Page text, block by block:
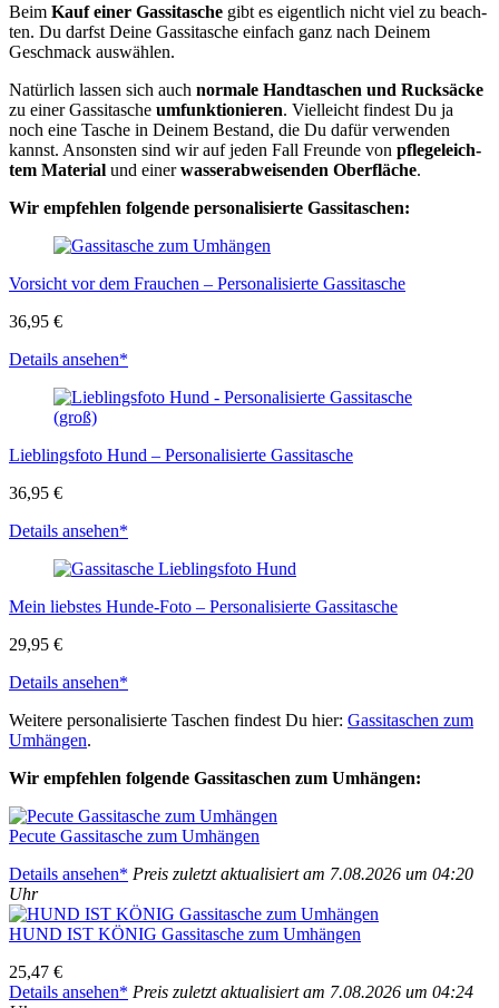
Beim Kauf einer Gas­si­ta­sche gibt es eigent­lich nicht viel zu beach­
ten. Du darfst Dei­ne Gas­si­ta­sche ein­fach ganz nach Dei­nem
Geschmack aus­wäh­len.
Natür­lich las­sen sich auch nor­ma­le Hand­ta­schen und Ruck­sä­cke
zu einer Gas­si­ta­sche umfunk­tio­nie­ren. Viel­leicht fin­dest Du ja
noch eine Tasche in Dei­nem Bestand, die Du dafür ver­wen­den
kannst. Ansons­ten sind wir auf jeden Fall Freun­de von pfle­ge­leich­
tem Mate­ri­al und einerwas­ser­ab­wei­sen­den Ober­flä­che.
Wir emp­feh­len fol­gen­de per­so­na­li­sier­te Gas­si­ta­schen:
Vor­sicht vor dem Frau­chen – Per­so­na­li­sier­te Gas­si­ta­sche
36,95 €
Details anse­hen*
Lieb­lings­fo­to Hund – Per­so­na­li­sier­te Gas­si­ta­sche
36,95 €
Details anse­hen*
Mein liebs­tes Hun­de-Foto – Per­so­na­li­sier­te Gas­si­ta­sche
29,95 €
Details anse­hen*
Wei­te­re per­so­na­li­sier­te Taschen fin­dest Du hier: Gas­si­ta­schen zum
Umhän­gen.
Wir emp­feh­len fol­gen­de Gas­si­ta­schen zum Umhän­gen:
Pecu­te Gas­si­ta­sche zum Umhän­gen
Details anse­hen* Preis zuletzt aktua­li­siert am 7.08.2026 um 04:20
Uhr
HUND IST KÖNIG Gas­si­ta­sche zum Umhän­gen
25,47 €
Details anse­hen* Preis zuletzt aktua­li­siert am 7.08.2026 um 04:24